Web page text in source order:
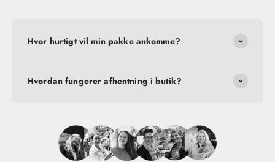
Hvor hurtigt vil min pakke ankomme?
Hvordan fungerer afhentning i butik?